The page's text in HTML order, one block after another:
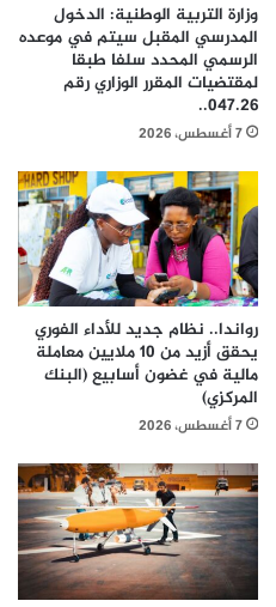
وزارة التربية الوطنية: الدخول
المدرسي المقبل سیتم في موعده
الرسمي المحدد سلفا طبقا
لمقتضیات المقرر الوزاري رقم
047.26..
7 أغسطس، 2026
رواندا.. نظام جديد للأداء الفوري
يحقق أزيد من 10 ملايين معاملة
مالية في غضون أسابيع (البنك
المركزي)
7 أغسطس، 2026